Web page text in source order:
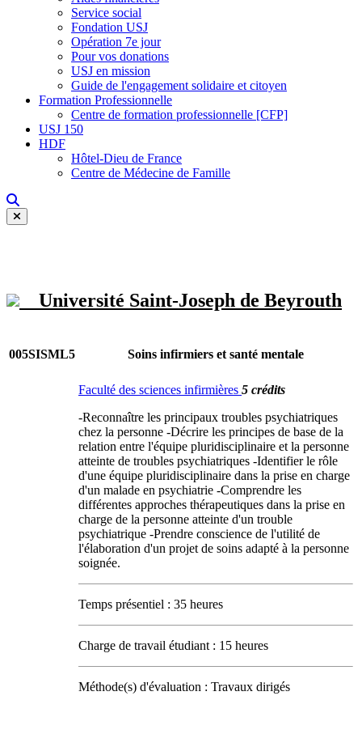
Service social
Fondation USJ
Opération 7e jour
Pour vos donations
USJ en mission
Guide de l'engagement solidaire et citoyen
Formation Professionnelle
Centre de formation professionnelle [CFP]
USJ 150
HDF
Hôtel-Dieu de France
Centre de Médecine de Famille
Université Saint-Joseph de Beyrouth
005SISML5 Soins infirmiers et santé mentale
Faculté des sciences infirmières 5 crédits
-Reconnaître les principaux troubles psychiatriques
chez la personne -Décrire les principes de base de la
relation entre l'équipe pluridisciplinaire et la personne
atteinte de troubles psychiatriques -Identifier le rôle
d'une équipe pluridisciplinaire dans la prise en charge
d'un malade en psychiatrie -Comprendre les
différentes approches thérapeutiques dans la prise en
charge de la personne atteinte d'un trouble
psychiatrique -Prendre conscience de l'utilité de
l'élaboration d'un projet de soins adapté à la personne
soignée.
Temps présentiel : 35 heures
Charge de travail étudiant : 15 heures
Méthode(s) d'évaluation : Travaux dirigés